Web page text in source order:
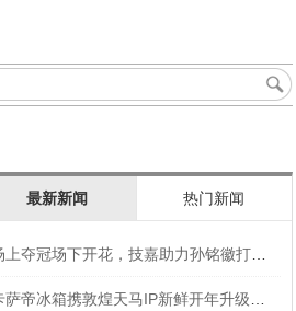
最新新闻 热门新闻